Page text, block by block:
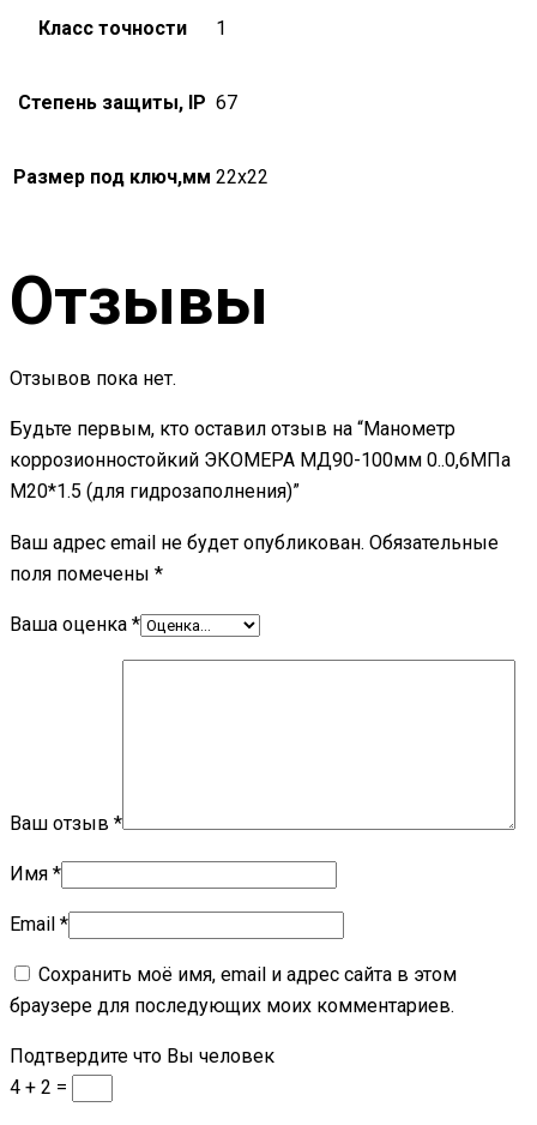
Класс точности 1
Степень защиты, IP 67
Размер под ключ,мм 22х22
Отзывы
Отзывов пока нет.
Будьте первым, кто оставил отзыв на “Манометр
коррозионностойкий ЭКОМЕРА МД90-100мм 0..0,6МПа
M20*1.5 (для гидрозаполнения)”
Ваш адрес email не будет опубликован. Обязательные
поля помечены *
Ваша оценка *
Ваш отзыв *
Имя *
Email *
Сохранить моё имя, email и адрес сайта в этом
браузере для последующих моих комментариев.
Подтвердите что Вы человек
4 + 2 =